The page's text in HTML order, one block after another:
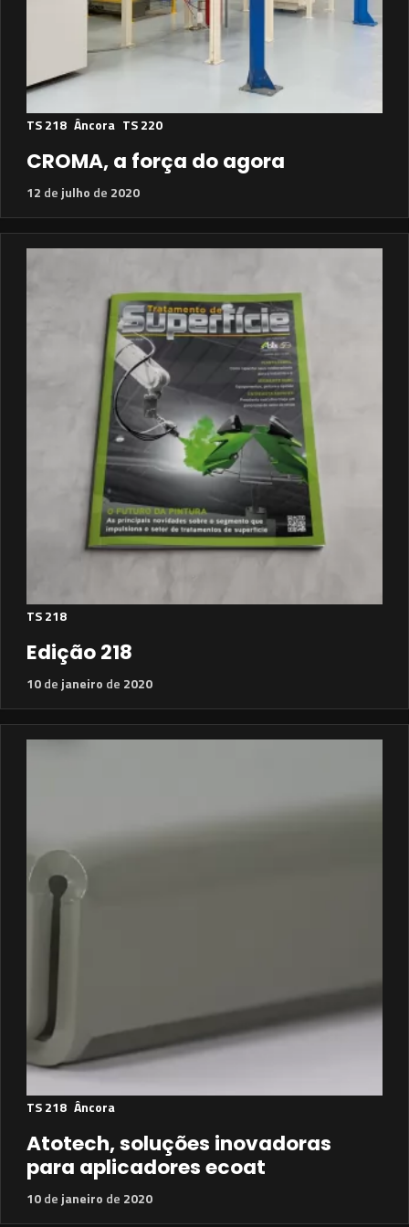
TS 218 Âncora TS 220
CROMA, a força do agora
12 de julho de 2020
TS 218
Edição 218
10de janeiro de 2020
TS 218 Âncora
Atotech, soluções inovadoras
para aplicadores ecoat
10de janeiro de 2020